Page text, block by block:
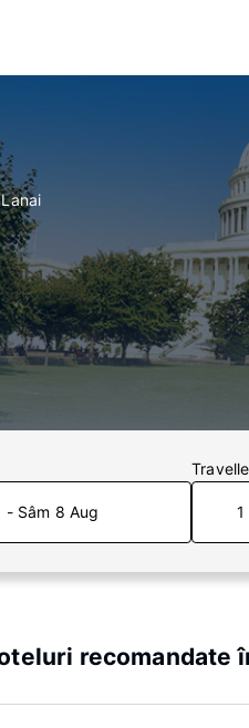
- Sâm 8 Aug 1
recomandate